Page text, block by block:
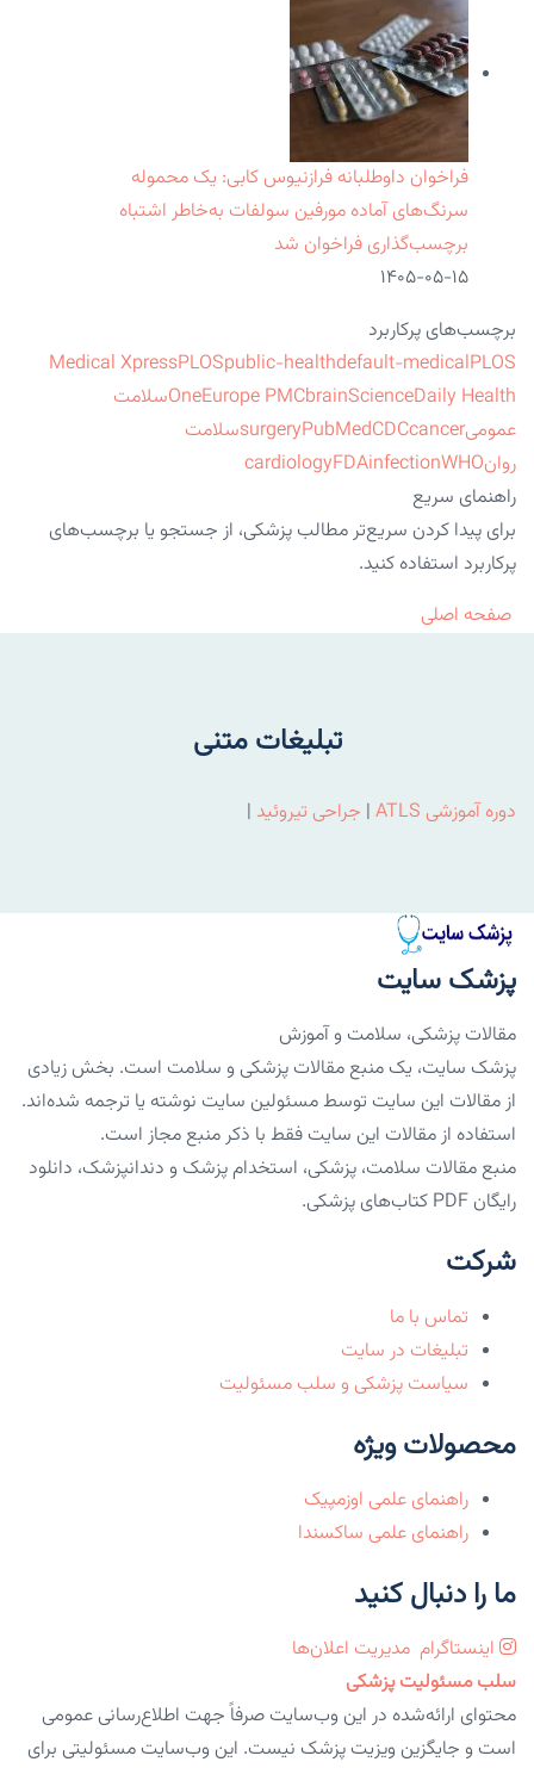
فراخوان داوطلبانه فرازنیوس کابی: یک محموله
سرنگ‌های آماده مورفین سولفات به‌خاطر اشتباه
برچسب‌گذاری فراخوان شد
۱۴۰۵-۰۵-۱۵
برچسب‌های پرکاربرد
Medical XpressPLOSpublic-healthdefault-medicalPLOS
OneEurope PMCbrainScienceDaily Health
سلامت
عمومی
surgeryPubMedCDCcancer
سلامت
روان
cardiologyFDAinfectionWHO
راهنمای سریع
برای پیدا کردن سریع‌تر مطالب پزشکی، از جستجو یا برچسب‌های
پرکاربرد استفاده کنید.
صفحه اصلی
تبلیغات متنی
دوره آموزشی ATLS | جراحی تیروئید |
پزشک سایت
مقالات پزشکی، سلامت و آموزش
پزشک سایت، یک منبع مقالات پزشکی و سلامت است. بخش زیادی
از مقالات این سایت توسط مسئولین سایت نوشته یا ترجمه شده‌اند.
استفاده از مقالات این سایت فقط با ذکر منبع مجاز است.
منبع مقالات سلامت، پزشکی، استخدام پزشک و دندانپزشک، دانلود
رایگان PDF کتاب‌های پزشکی.
شرکت
تماس با ما
تبلیغات در سایت
سیاست پزشکی و سلب مسئولیت
محصولات ویژه
راهنمای علمی اوزمپیک
راهنمای علمی ساکسندا
ما را دنبال کنید
اینستاگرام مدیریت اعلان‌ها
سلب مسئولیت پزشکی
محتوای ارائه‌شده در این وب‌سایت صرفاً جهت اطلاع‌رسانی عمومی
است و جایگزین ویزیت پزشک نیست. این وب‌سایت مسئولیتی برای